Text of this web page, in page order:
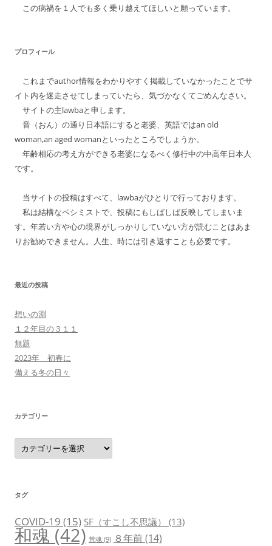
この病禍を１人でも多く乗り越えてほしいと願っています。
プロフィール
これまでauthor情報をわかりやすく掲載していなかったことでサ
イト内を迷走させてしまっていたら、気づかなくてごめんなさい。
サイトの主lawbaと申します。
音（おん）の通り日本語にすると老婆、英語ではan old
woman,an aged womanといったところでしょうか。
年齢相応の考え方ができる老婆になるべく修行中の中高年日本人
です。
当サイトの投稿はすべて、lawbaがひとりで行っております。
私は結構なペシミストで、投稿にもしばしば反映してしまいま
す。年若い方や心の境界がしっかりしていない方が読むことはあま
りお勧めできません。人生、時には引き返すことも必要です。
最近の投稿
想いの淵
１２年目の３１１
無題
2023年 初春に
備える冬の日々
カテゴリー
カ
テ
ゴ
タグ
COVID-19 (15) SF（すこし不思議） (13)
和魂 (42) 荒魂 (9) ８年前(14)